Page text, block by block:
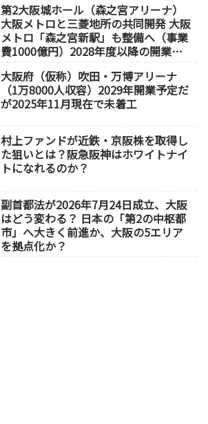
第2大阪城ホール（森之宮アリーナ）
大阪メトロと三菱地所の共同開発 大阪
メトロ「森之宮新駅」も整備へ（事業
費1000億円）2028年度以降の開業
大阪府（仮称）吹田・万博アリーナ
（1万8000人収容）2029年開業予定だ
が2025年11月現在で未着工
村上ファンドが近鉄・京阪株を取得し
た狙いとは？阪急阪神はホワイトナイ
トになれるのか？
副首都法が2026年7月24日成立、大阪
はどう変わる？ 日本の「第2の中枢都
市」へ大きく前進か、大阪の5エリア
を拠点化か？